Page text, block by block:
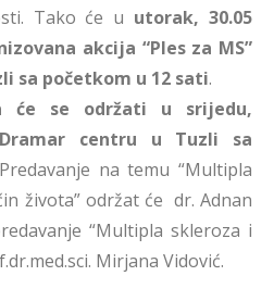
Tako će u utorak, 30.05
akcija “Ples za MS”
sa početkom u 12 sati.
će se održati u srijedu,
Dramar centru u Tuzli sa
na temu “Multipla
života” održat će dr. Adnan
“Multipla skleroza i
Mirjana Vidović.